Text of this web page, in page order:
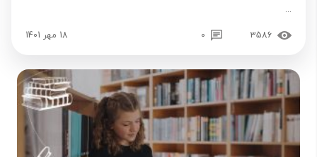
...
3586
0 18 مهر 1401